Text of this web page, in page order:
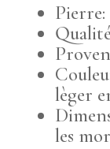
lèger
les